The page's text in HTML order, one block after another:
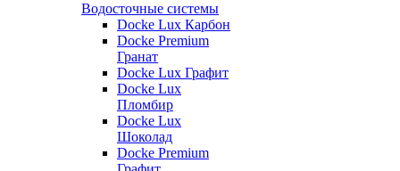
Водосточные системы
Docke Lux Карбон
Docke Premium
Гранат
Docke Lux Графит
Docke Lux
Пломбир
Docke Lux
Шоколад
Docke Premium